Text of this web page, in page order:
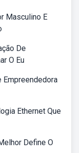
Masculino E
De
O Eu
Empreendedora
Ethernet Que
Define O